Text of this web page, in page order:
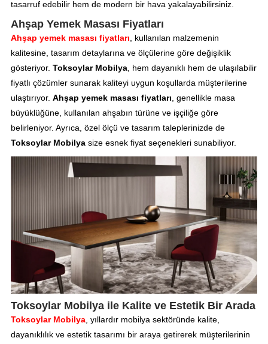
tasarruf edebilir hem de modern bir hava yakalayabilirsiniz.
Ahşap Yemek Masası Fiyatları
Ahşap yemek masası fiyatları, kullanılan malzemenin
kalitesine, tasarım detaylarına ve ölçülerine göre değişiklik
gösteriyor. Toksoylar Mobilya, hem dayanıklı hem de ulaşılabilir
fiyatlı çözümler sunarak kaliteyi uygun koşullarda müşterilerine
ulaştırıyor. Ahşap yemek masası fiyatları, genellikle masa
büyüklüğüne, kullanılan ahşabın türüne ve işçiliğe göre
belirleniyor. Ayrıca, özel ölçü ve tasarım taleplerinizde de
Toksoylar Mobilyasize esnek fiyat seçenekleri sunabiliyor.
Toksoylar Mobilya ile Kalite ve Estetik Bir Arada
Toksoylar Mobilya, yıllardır mobilya sektöründe kalite,
dayanıklılık ve estetik tasarımı bir araya getirerek müşterilerinin